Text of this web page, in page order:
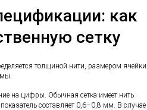
как
сетку
толщиной нити, размером ячейки
на цифры. Обычная сетка имеет нить
составляет 0,6–0,8 мм. В случае